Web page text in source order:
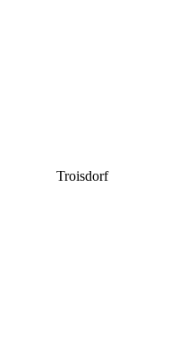
Troisdorf